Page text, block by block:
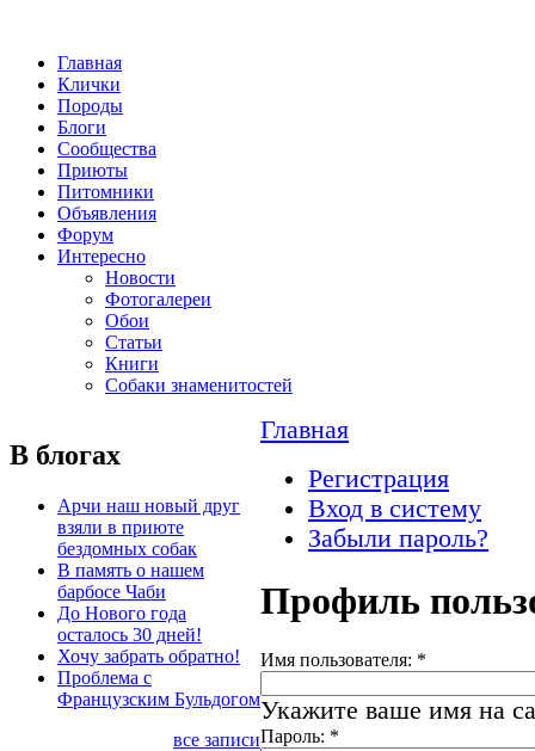
Главная
Клички
Породы
Блоги
Сообщества
Приюты
Питомники
Объявления
Форум
Интересно
Новости
Фотогалереи
Обои
Статьи
Книги
Собаки знаменитостей
В блогах
Арчи наш новый друг
взяли в приюте
бездомных собак
В память о нашем
барбосе Чаби
До Нового года
осталось 30 дней!
Хочу забрать обратно!
Проблема с
Французским Бульдогом
все записи
Главная
Регистрация
Вход в систему
Забыли пароль?
Профиль
Имя пользователя: *
Укажите ваше имя на
Пароль: *